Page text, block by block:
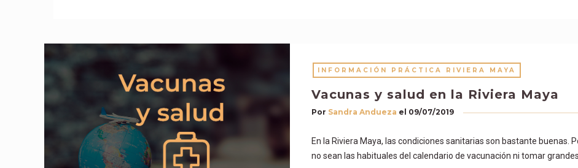
INFORMACIÓN PRÁCTICA RIVIERA MAYA
Vacunas y salud en la Riviera Maya
Por Sandra Andueza el 09/07/2019
En la Riviera Maya, las condiciones sanitarias son bastante buenas.
no sean las habituales del calendario de vacunación ni tomar